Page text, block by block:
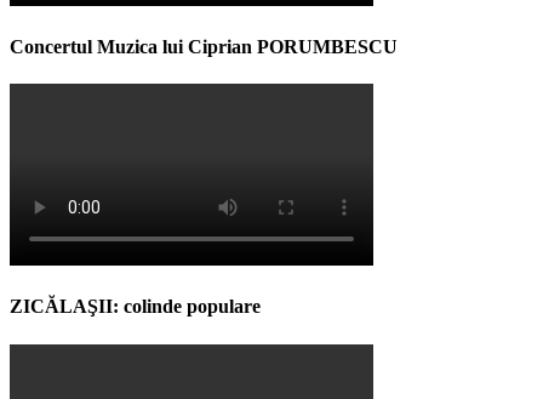
Concertul Muzica lui Ciprian PORUMBESCU
ZICĂLAŞII: colinde populare